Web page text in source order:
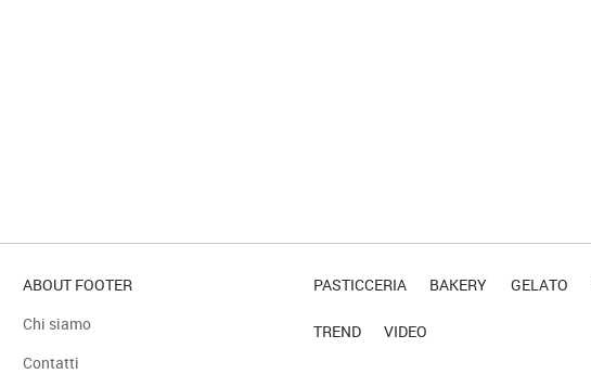
ABOUT FOOTER
Chi siamo
Contatti
PASTICCERIA BAKERY GELATO
TREND VIDEO